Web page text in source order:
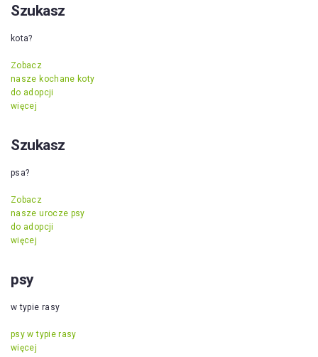
Szukasz
kota?
Zobacz
nasze kochane koty
do adopcji
więcej
Szukasz
psa?
Zobacz
nasze urocze psy
do adopcji
więcej
psy
w typie rasy
psy w typie rasy
więcej